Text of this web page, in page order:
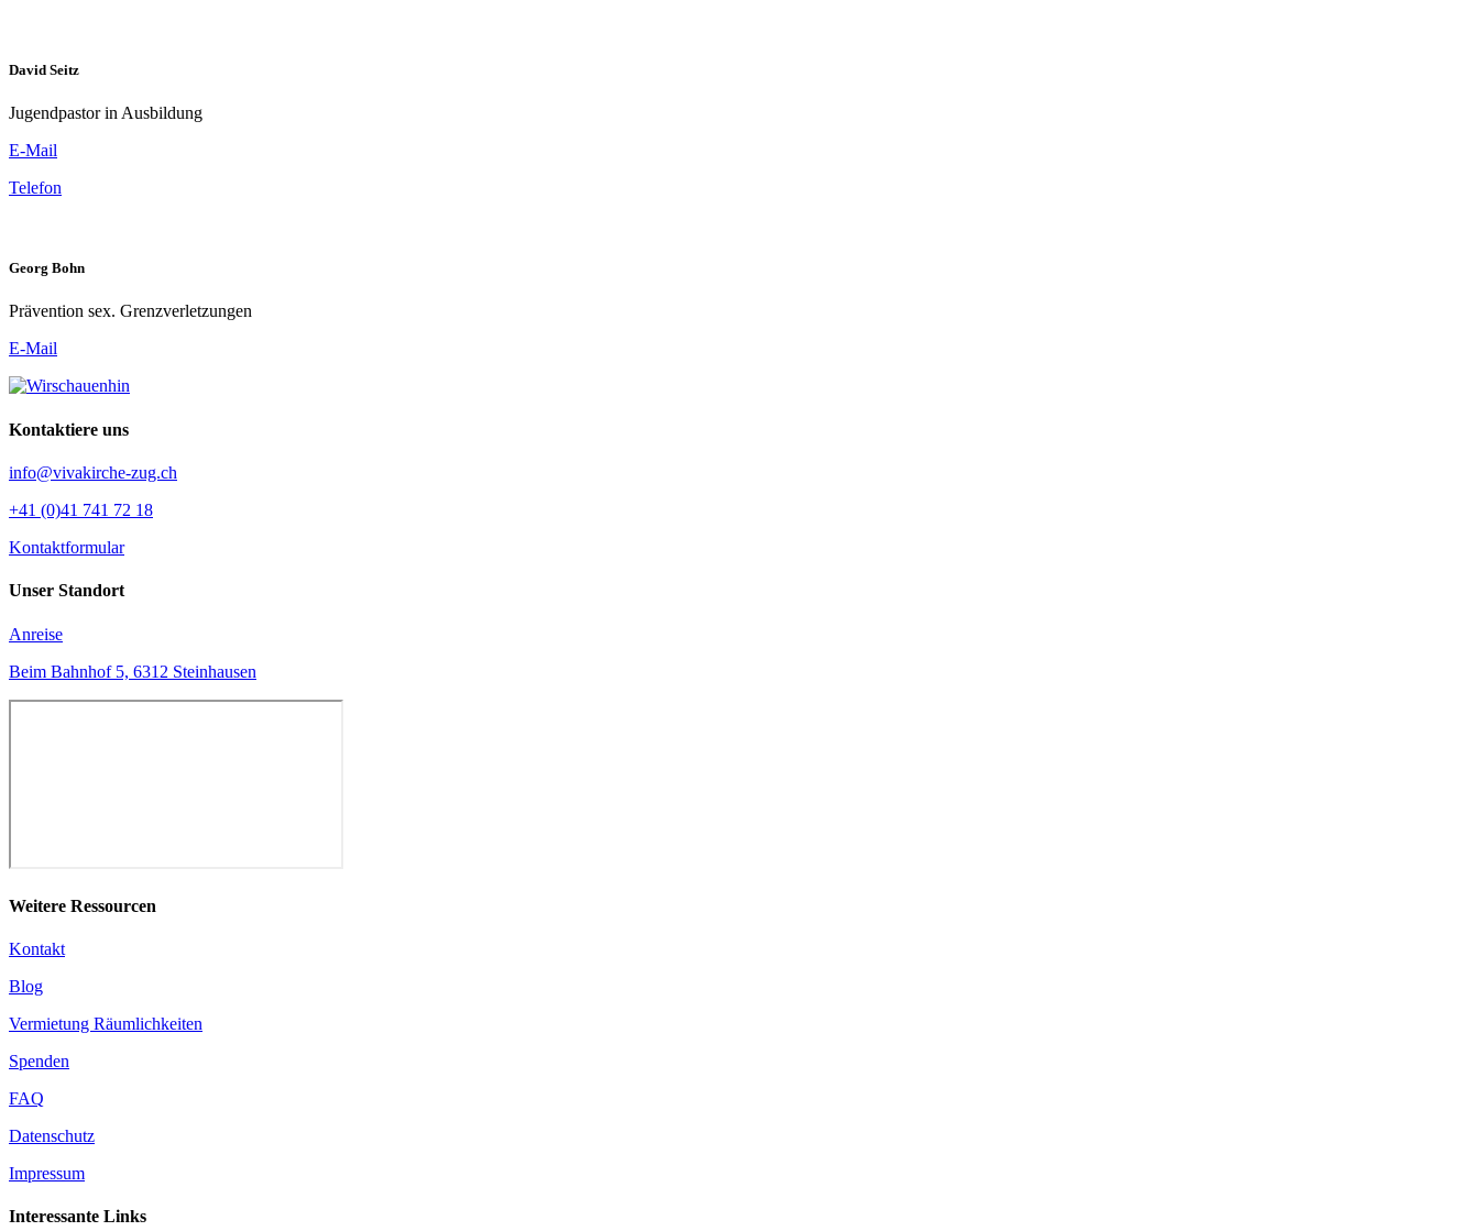
David Seitz
Jugendpastor in Ausbildung
E-Mail
Telefon
Georg Bohn
Prävention sex. Grenzverletzungen
E-Mail
Kontaktiere uns
info@vivakirche-zug.ch
+41 (0)41 741 72 18
Kontaktformular
Unser Standort
Anreise
Beim Bahnhof 5, 6312 Steinhausen
Weitere Ressourcen
Kontakt
Blog
Vermietung Räumlichkeiten
Spenden
FAQ
Datenschutz
Impressum
Interessante Links